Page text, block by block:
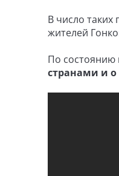
В число таких
жителей
По состоянию
странами и о